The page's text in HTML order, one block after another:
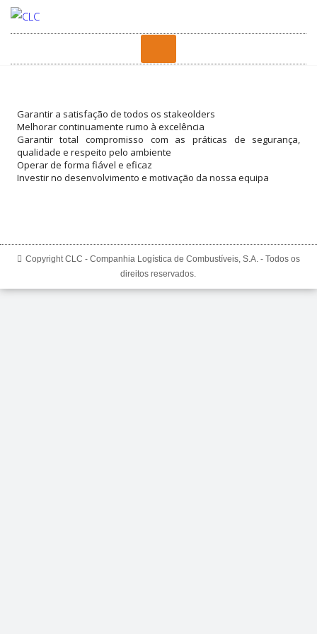
Garantir a satisfação de todos os stakeolders
Melhorar continuamente rumo à excelência
Garantir total compromisso com as práticas de segurança,
qualidade e respeito pelo ambiente
Operar de forma fiável e eficaz
Investir no desenvolvimento e motivação da nossa equipa
Copyright CLC - Companhia Logística de Combustíveis, S.A. - Todos os
direitos reservados.